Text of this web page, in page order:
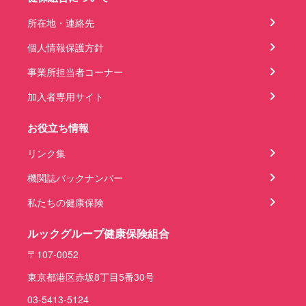
所在地・連絡先
個人情報保護方針
事業所担当者コーナー
加入者専用サイト
お役立ち情報
リンク集
機関誌バックナンバー
私たちの健康保険
ルックグループ健康保険組合
〒107-0052
東京都港区赤坂8丁目5番30号
03-5413-5124